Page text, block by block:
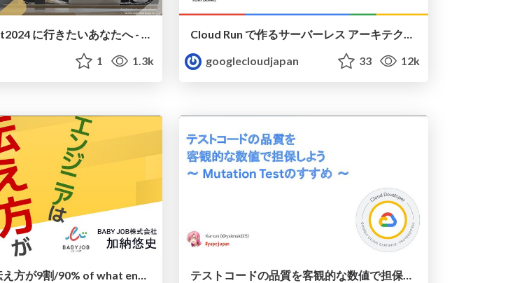
来年もre:Invent2024 に行きたいあなたへ - “集中”と“つながり”で楽しむ -
1 1.3k
Cloud Run で作るサーバーレス アーキテクチャ 30 連発 - これのときはこう！
googlecloudjapan
33 12k